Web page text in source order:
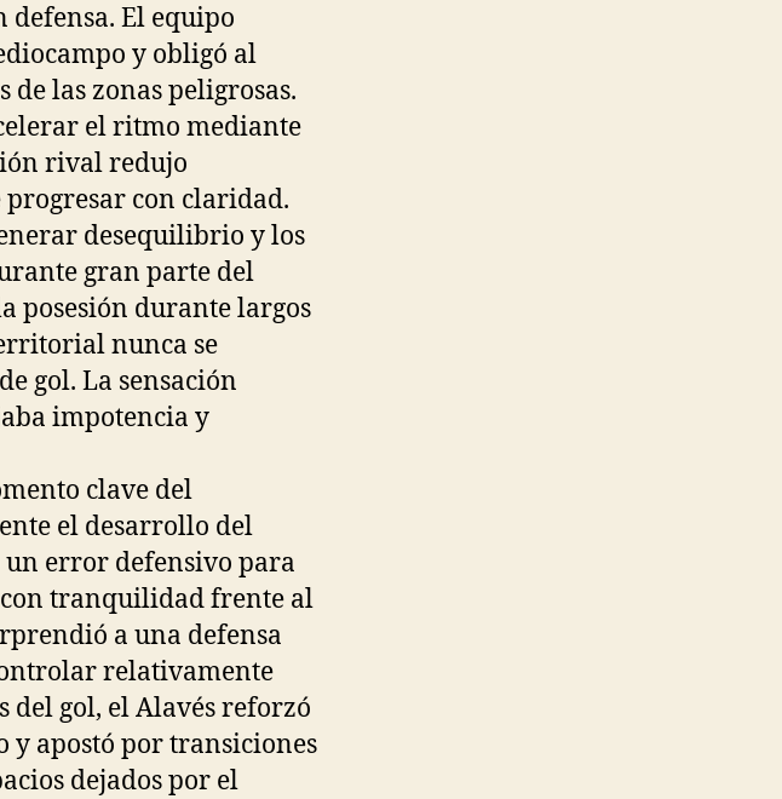
El equipo
y obligó al
las zonas peligrosas.
el ritmo mediante
rival redujo
progresar con claridad.
desequilibrio y los
gran parte del
posesión durante largos
nunca se
gol. La sensación
impotencia y
clave del
el desarrollo del
error defensivo para
tranquilidad frente al
a una defensa
relativamente
del gol, el Alavés reforzó
y apostó por transiciones
dejados por el